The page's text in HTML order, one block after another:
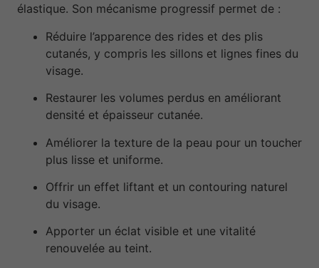
élastique. Son mécanisme progressif permet de :
Réduire l’apparence des rides et des plis
cutanés, y compris les sillons et lignes fines du
visage.
Restaurer les volumes perdus en améliorant
densité et épaisseur cutanée.
Améliorer la texture de la peau pour un toucher
plus lisse et uniforme.
Offrir un effet liftant et un contouring naturel
du visage.
Apporter un éclat visible et une vitalité
renouvelée au teint.